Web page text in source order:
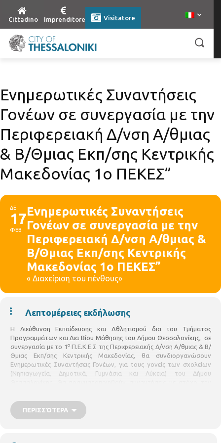
Cittadino Imprenditore Visitatore
Ενημερωτικές Συναντήσεις
Γονέων σε συνεργασία με την
Περιφερειακή Δ/νση Α/θμιας
& Β/Θμιας Εκπ/σης Κεντρικής
Μακεδονίας 1ο ΠΕΚΕΣ”
ΔΕ
17
ΦΕΒ
Ενημερωτικές Συναντήσεις
Γονέων σε συνεργασία με την
Περιφερειακή Δ/νση Α/θμιας &
Β/Θμιας Εκπ/σης Κεντρικής
Μακεδονίας 1ο ΠΕΚΕΣ”
« Διαχείριση του πένθους»
Λεπτομέρειες εκδήλωσης
Η Διεύθυνση Εκπαίδευσης και Αθλητισμού δια του Τμήματος
Προγραμμάτων και Δια Βίου Μάθησης του Δήμου Θεσσαλονίκης, σε
συνεργασία με το 1οΠ.Ε.Κ.Ε.Σ της Περιφερειακής Δ/νση Α/θμιας & Β/
Θμιας Εκπ/σης Κεντρικής Μακεδονίας, θα συνδιοργανώσουν
Ενημερωτικές Συναντήσεις Γονέων, για τους γονείς των σχολείων
(Νηπιαγωγεία, Δημοτικά, Γυμνάσια και Λύκεια) του Δήμου
παιδαγωγικής.
«Διαχείριση του πένθους» Εισηγήτριες
ΠΕΡΙΣΣΌΤΕΡΑ